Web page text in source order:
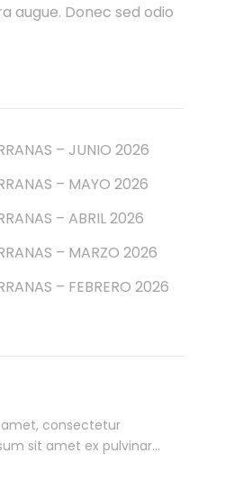
augue. Donec sed odio
– JUNIO 2026
– MAYO 2026
– ABRIL 2026
– MARZO 2026
– FEBRERO 2026
consectetur
sit amet ex pulvinar...